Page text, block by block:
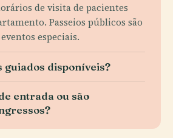
de visita de pacientes
Passeios públicos são
especiais.
guiados disponíveis?
entrada ou são